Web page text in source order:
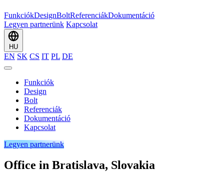
FunkciókDesignBoltReferenciákDokumentáció
Legyen partnerünk Kapcsolat
HU
EN SK CS IT PL DE
Funkciók
Design
Bolt
Referenciák
Dokumentáció
Kapcsolat
Legyen partnerünk
Office in Bratislava, Slovakia